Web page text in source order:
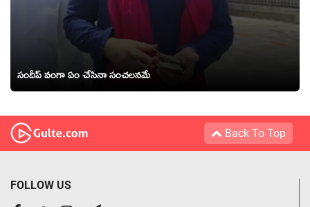
సందీప్ వంగా ఏం చేసినా సంచలనమే
Back To Top
FOLLOW US